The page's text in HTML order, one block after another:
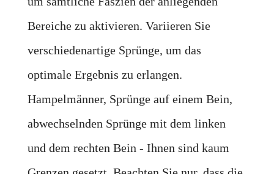
Bereiche zu aktivieren. Variieren Sie
verschiedenartige Sprünge, um das
optimale Ergebnis zu erlangen.
Hampelmänner, Sprünge auf einem Bein,
abwechselnden Sprünge mit dem linken
und dem rechten Bein - Ihnen sind kaum